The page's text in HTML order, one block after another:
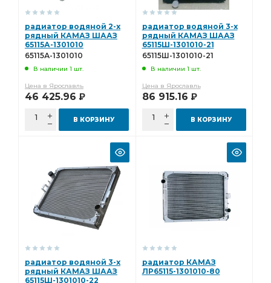
радиатор водяной 2-х
рядный КАМАЗ ШААЗ
65115А-1301010
65115А-1301010
В наличии 1 шт.
Цена в Ярославль
46 425.96 Р
В КОРЗИНУ
радиатор водяной 3-х
рядный КАМАЗ ШААЗ
65115Ш-1301010-21
65115Ш-1301010-21
В наличии 1 шт.
Цена в Ярославль
86 915.16 Р
В КОРЗИНУ
радиатор водяной 3-х
рядный КАМАЗ ШААЗ
65115Ш-1301010-22
радиатор КАМАЗ
ЛР65115-1301010-80